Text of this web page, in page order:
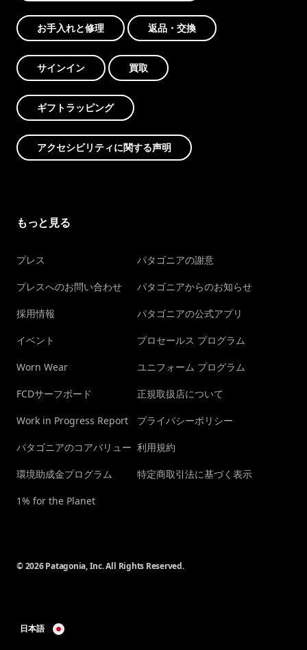
お手入れと修理 返品・交換
サインイン 買取
ギフトラッピング
アクセシビリティに関する声明
もっと見る
プレス
プレスへのお問い合わせ
採用情報
イベント
Worn Wear
FCDサーフボード
Work in Progress Report
パタゴニアのコアバリュー
環境助成金プログラム
1% for the Planet
パタゴニアの謝意
パタゴニアからのお知らせ
パタゴニアの公式アプリ
プロセールス プログラム
ユニフォーム プログラム
正規取扱店について
プライバシーポリシー
利用規約
特定商取引法に基づく表示
© 2026 Patagonia, Inc. All Rights Reserved.
日本語